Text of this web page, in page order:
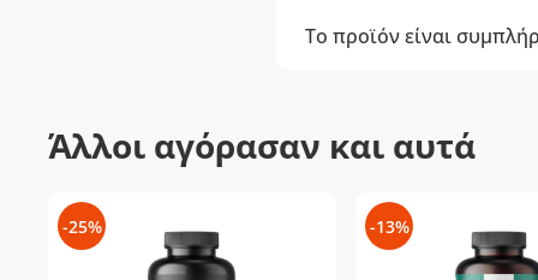
Το προϊόν είναι
Άλλοι αγόρασαν και αυτά
-25% -13%